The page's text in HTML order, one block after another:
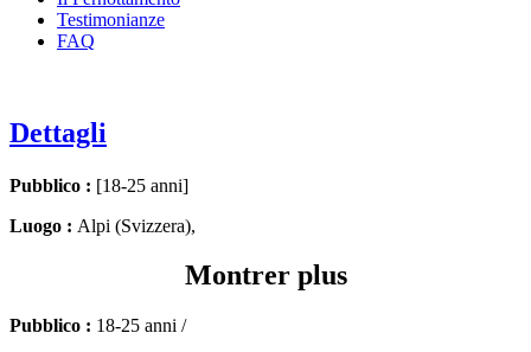
Testimonianze
FAQ
Dettagli
Pubblico : [18-25 anni]
Luogo : Alpi (Svizzera),
Montrer plus
Pubblico : 18-25 anni /